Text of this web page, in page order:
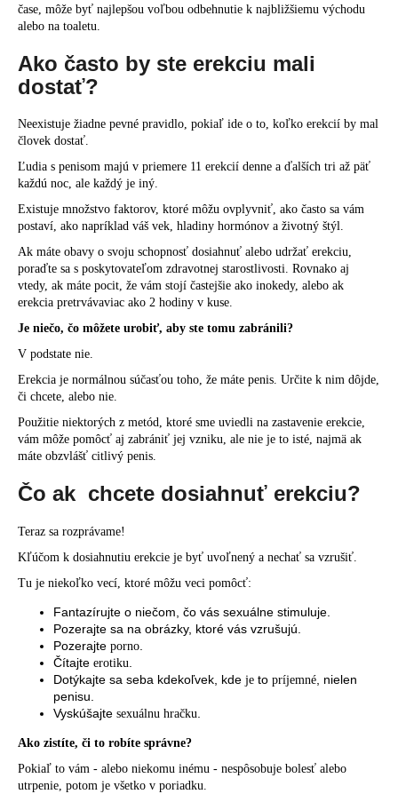
čase, môže byť najlepšou voľbou odbehnutie k najbližšiemu východu
alebo na toaletu.
Ako často by ste erekciu mali
dostať?
Neexistuje žiadne pevné pravidlo, pokiaľ ide o to, koľko erekcií by mal
človek dostať.
Ľudia s penisom majú v priemere 11 erekcií denne a ďalších tri až päť
každú noc, ale každý je iný.
Existuje množstvo faktorov, ktoré môžu ovplyvniť, ako často sa vám
postaví, ako napríklad váš vek, hladiny hormónov a životný štýl.
Ak máte obavy o svoju schopnosť dosiahnuť alebo udržať erekciu,
poraďte sa s poskytovateľom zdravotnej starostlivosti. Rovnako aj
vtedy, ak máte pocit, že vám stojí častejšie ako inokedy, alebo ak
erekcia pretrvávaviac ako 2 hodiny v kuse.
Je niečo, čo môžete urobiť, aby ste tomu zabránili?
V podstate nie.
Erekcia je normálnou súčasťou toho, že máte penis. Určite k nim dôjde,
či chcete, alebo nie.
Použitie niektorých z metód, ktoré sme uviedli na zastavenie erekcie,
vám môže pomôcť aj zabrániť jej vzniku, ale nie je to isté, najmä ak
máte obzvlášť citlivý penis.
Čo ak chcete dosiahnuť erekciu?
Teraz sa rozprávame!
Kľúčom k dosiahnutiu erekcie je byť uvoľnený a nechať sa vzrušiť.
Tu je niekoľko vecí, ktoré môžu veci pomôcť:
Fantazírujte o niečom, čo vás sexuálne stimuluje.
Pozerajte sa na obrázky, ktoré vás vzrušujú.
Pozerajte porno.
Čítajte erotiku.
Dotýkajte sa seba kdekoľvek, kde je to príjemné, nielen
penisu.
Vyskúšajte sexuálnu hračku.
Ako zistíte, či to robíte správne?
Pokiaľ to vám - alebo niekomu inému - nespôsobuje bolesť alebo
utrpenie, potom je všetko v poriadku.